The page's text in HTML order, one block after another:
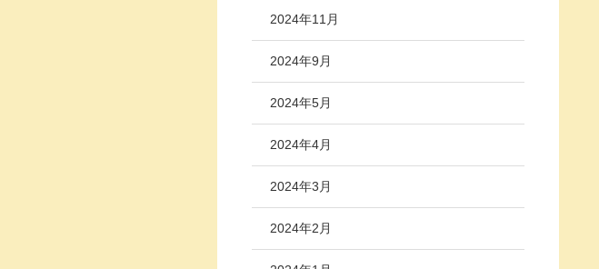
2024年11月
2024年9月
2024年5月
2024年4月
2024年3月
2024年2月